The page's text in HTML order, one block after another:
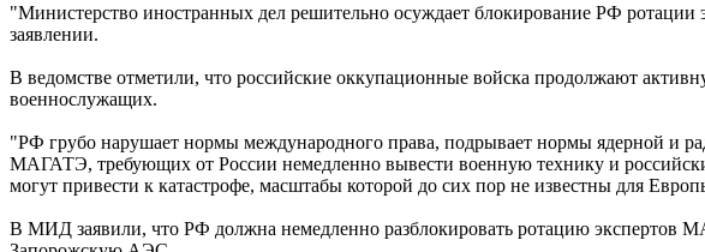
"Министерство иностранных дел решительно осуждает блокирование РФ
заявлении.
В ведомстве отметили, что российские оккупационные войска продолжают
военнослужащих.
"РФ грубо нарушает нормы международного права, подрывает нормы ядерной и
МАГАТЭ, требующих от России немедленно вывести военную технику и
могут привести к катастрофе, масштабы которой до сих пор не известны для
В МИД заявили, что РФ должна немедленно разблокировать ротацию экспертов